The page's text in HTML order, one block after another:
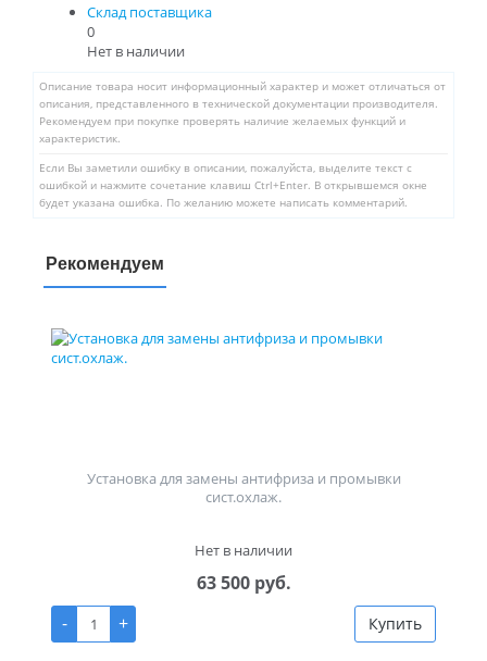
Склад поставщика
0
Нет в наличии
Описание товара носит информационный характер и может отличаться от
описания, представленного в технической документации производителя.
Рекомендуем при покупке проверять наличие желаемых функций и
характеристик.
Если Вы заметили ошибку в описании, пожалуйста, выделите текст с
ошибкой и нажмите сочетание клавиш Ctrl+Enter. В открывшемся окне
будет указана ошибка. По желанию можете написать комментарий.
Рекомендуем
Установка для замены антифриза и промывки
сист.охлаж.
Нет в наличии
63 500 руб.
-
+ Купить